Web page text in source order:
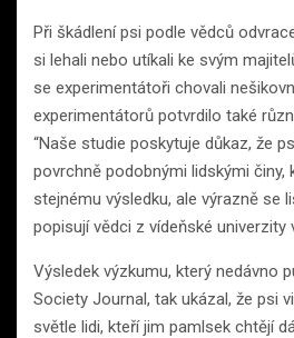
Při škádlení psi podle vědců
si lehali nebo utíkali ke svým
se experimentátoři chovali
experimentátorů potvrdilo také
“Naše studie poskytuje důkaz, že
povrchně podobnými lidskými činy,
stejnému výsledku, ale výrazně se
popisují vědci z vídeňské univerzity
Výsledek výzkumu, který nedávno
Society Journal, tak ukázal, že psi
světle lidi, kteří jim pamlsek chtějí